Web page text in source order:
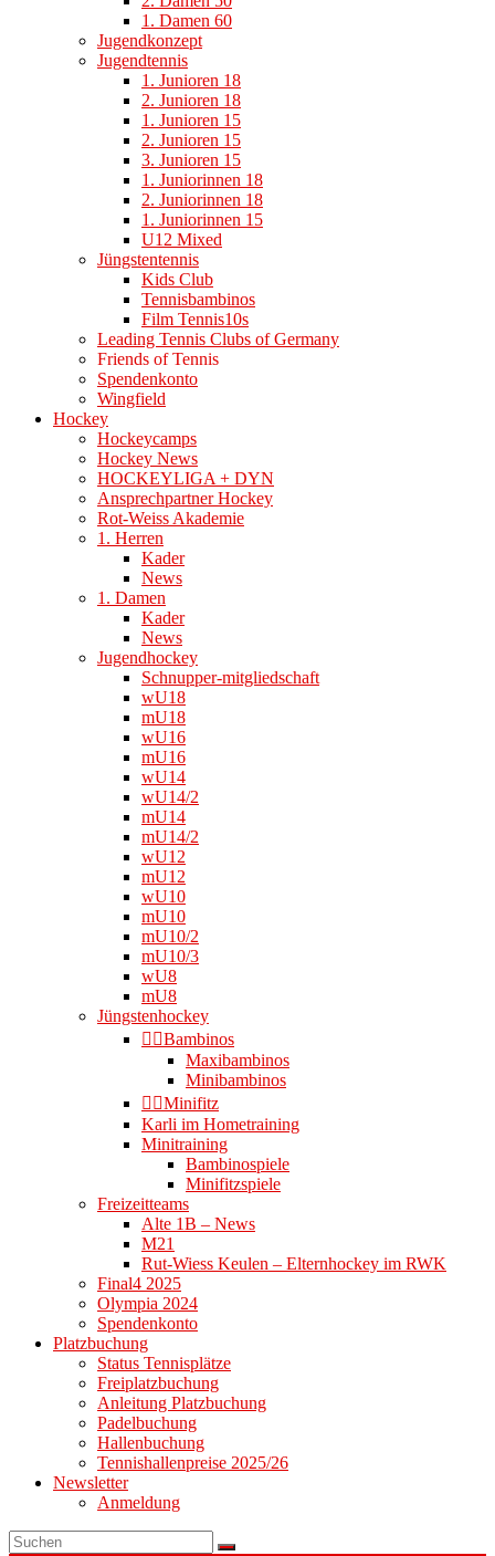
1. Damen 60
Jugendkonzept
Jugendtennis
1. Junioren 18
2. Junioren 18
1. Junioren 15
2. Junioren 15
3. Junioren 15
1. Juniorinnen 18
2. Juniorinnen 18
1. Juniorinnen 15
U12 Mixed
Jüngstentennis
Kids Club
Tennisbambinos
Film Tennis10s
Leading Tennis Clubs of Germany
Friends of Tennis
Spendenkonto
Wingfield
Hockey
Hockeycamps
Hockey News
HOCKEYLIGA + DYN
Ansprechpartner Hockey
Rot-Weiss Akademie
1. Herren
Kader
News
1. Damen
Kader
News
Jugendhockey
Schnupper-mitgliedschaft
wU18
mU18
wU16
mU16
wU14
wU14/2
mU14
mU14/2
wU12
mU12
wU10
mU10
mU10/2
mU10/3
wU8
mU8
Jüngstenhockey
👉🏻Bambinos
Maxibambinos
Minibambinos
👉🏻Minifitz
Karli im Hometraining
Minitraining
Bambinospiele
Minifitzspiele
Freizeitteams
Alte 1B – News
M21
Rut-Wiess Keulen – Elternhockey im RWK
Final4 2025
Olympia 2024
Spendenkonto
Platzbuchung
Status Tennisplätze
Freiplatzbuchung
Anleitung Platzbuchung
Padelbuchung
Hallenbuchung
Tennishallenpreise 2025/26
Newsletter
Anmeldung